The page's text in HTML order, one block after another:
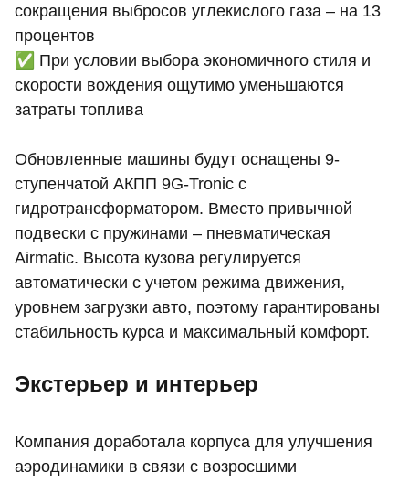
сокращения выбросов углекислого газа – на 13
процентов
✅ При условии выбора экономичного стиля и
скорости вождения ощутимо уменьшаются
затраты топлива
Обновленные машины будут оснащены 9-
ступенчатой АКПП 9G-Tronic с
гидротрансформатором. Вместо привычной
подвески с пружинами – пневматическая
Airmatic. Высота кузова регулируется
автоматически с учетом режима движения,
уровнем загрузки авто, поэтому гарантированы
стабильность курса и максимальный комфорт.
Экстерьер и интерьер
Компания доработала корпуса для улучшения
аэродинамики в связи с возросшими